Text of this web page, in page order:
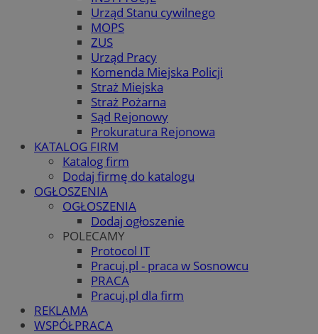
Urząd Stanu cywilnego
MOPS
ZUS
Urząd Pracy
Komenda Miejska Policji
Straż Miejska
Straż Pożarna
Sąd Rejonowy
Prokuratura Rejonowa
KATALOG FIRM
Katalog firm
Dodaj firmę do katalogu
OGŁOSZENIA
OGŁOSZENIA
Dodaj ogłoszenie
POLECAMY
Protocol IT
Pracuj.pl - praca w Sosnowcu
PRACA
Pracuj.pl dla firm
REKLAMA
WSPÓŁPRACA